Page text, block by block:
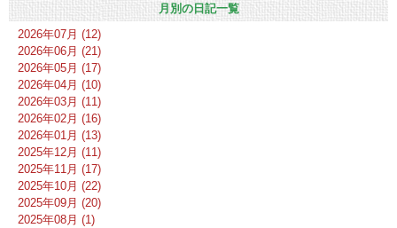
月別の日記一覧
2026年07月 (12)
2026年06月 (21)
2026年05月 (17)
2026年04月 (10)
2026年03月 (11)
2026年02月 (16)
2026年01月 (13)
2025年12月 (11)
2025年11月 (17)
2025年10月 (22)
2025年09月 (20)
2025年08月 (1)